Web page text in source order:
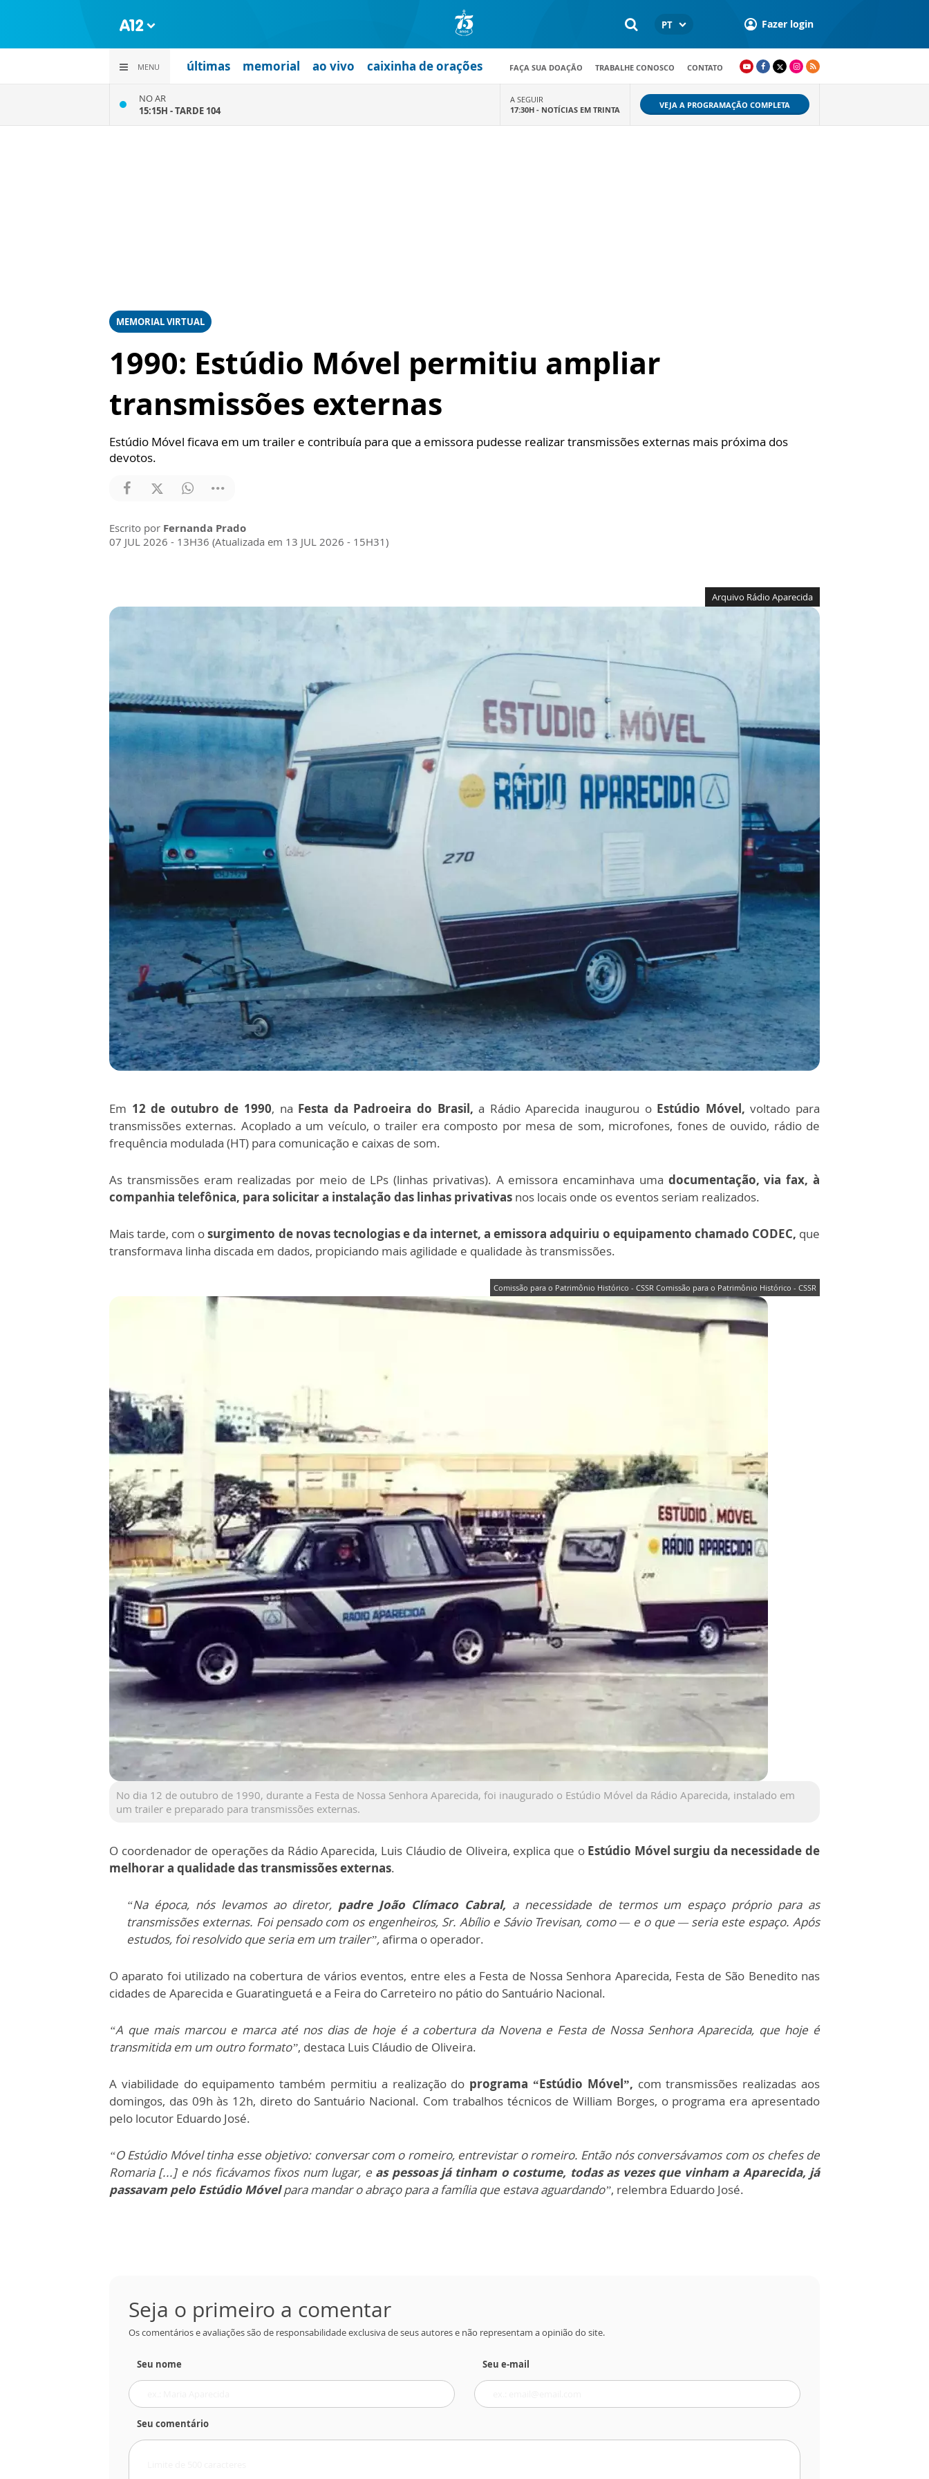
PT Fazer login
MENU últimas memorial ao vivo caixinha de orações FAÇA SUA DOAÇÃO TRABALHE CONOSCO CONTATO
NO AR
15:15H -TARDE 104
A SEGUIR
17:30H - NOTÍCIAS EM TRINTA VEJA A PROGRAMAÇÃO COMPLETA
MEMORIAL VIRTUAL
1990: Estúdio Móvel permitiu ampliar
transmissões externas
Estúdio Móvel ficava em um trailer e contribuía para que a emissora pudesse realizar transmissões externas mais próxima dos
devotos.
Escrito por Fernanda Prado
07 JUL 2026 - 13H36 (Atualizada em 13 JUL 2026 - 15H31)
Arquivo Rádio Aparecida
Em 12 de outubro de 1990, na Festa da Padroeira do Brasil, a Rádio Aparecida inaugurou oEstúdio Móvel,voltado para
transmissões externas. Acoplado a um veículo, o trailer era composto por mesa de som, microfones, fones de ouvido, rádio de
frequência modulada (HT) para comunicação e caixas de som.
As transmissões eram realizadas por meio de LPs (linhas privativas). A emissora encaminhava uma documentação, via fax, à
companhia telefônica, para solicitar a instalação das linhas privativas nos locais onde os eventos seriam realizados.
Mais tarde, com osurgimento de novas tecnologias e da internet, a emissora adquiriu o equipamento chamado CODEC, que
transformava linha discada em dados, propiciando mais agilidade e qualidade às transmissões.
Comissão para o Patrimônio Histórico - CSSR Comissão para o Patrimônio Histórico - CSSR
No dia 12 de outubro de 1990, durante a Festa de Nossa Senhora Aparecida, foi inaugurado o Estúdio Móvel da Rádio Aparecida, instalado em
um trailer e preparado para transmissões externas.
O coordenador de operações da Rádio Aparecida, Luis Cláudio de Oliveira, explica que o Estúdio Móvel surgiu da necessidade de
melhorar a qualidade das transmissões externas.
“Na época, nós levamos ao diretor, padre João Clímaco Cabral, a necessidade de termos um espaço próprio para as
transmissões externas. Foi pensado com os engenheiros, Sr. Abílio e Sávio Trevisan, como — e o que — seria este espaço. Após
estudos, foi resolvido que seria em um trailer”,afirma o operador.
O aparato foi utilizado na cobertura de vários eventos, entre eles a Festa de Nossa Senhora Aparecida, Festa de São Benedito nas
cidades de Aparecida e Guaratinguetá e a Feira do Carreteiro no pátio do Santuário Nacional.
“A que mais marcou e marca até nos dias de hoje é a cobertura da Novena e Festa de Nossa Senhora Aparecida, que hoje é
transmitida em um outro formato”, destaca Luis Cláudio de Oliveira.
A viabilidade do equipamento também permitiu a realização do programa “Estúdio Móvel”, com transmissões realizadas aos
domingos, das 09h às 12h, direto do Santuário Nacional. Com trabalhos técnicos de William Borges, o programa era apresentado
pelo locutor Eduardo José.
“O Estúdio Móvel tinha esse objetivo: conversar com o romeiro, entrevistar o romeiro. Então nós conversávamos com os chefes de
Romaria [...] e nós ficávamos fixos num lugar, e as pessoas já tinham o costume, todas as vezes que vinham a Aparecida, já
passavam pelo Estúdio Móvelpara mandar o abraço para a família que estava aguardando”, relembra Eduardo José.
Seja o primeiro a comentar
Os comentários e avaliações são de responsabilidade exclusiva de seus autores e não representam a opinião do site.
Seu nome Seu e-mail
Seu comentário